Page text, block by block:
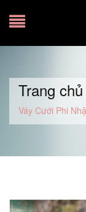
Trang chủ
Váy Cưới Phi